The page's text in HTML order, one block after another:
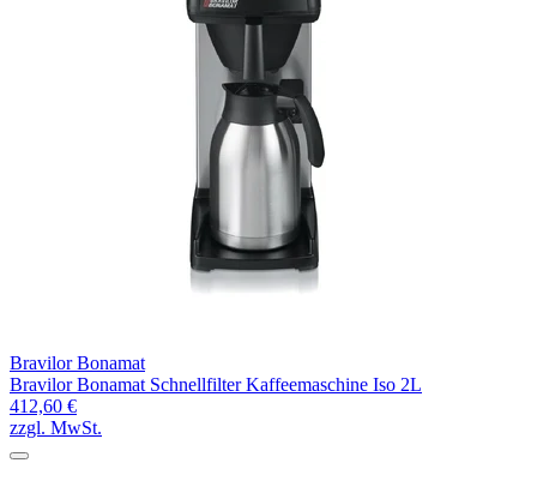
Bravilor Bonamat
Bravilor Bonamat Schnellfilter Kaffeemaschine Iso 2L
412,60 €
zzgl. MwSt.